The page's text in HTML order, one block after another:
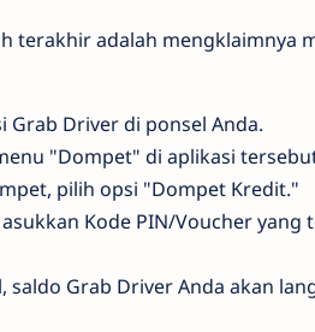
terakhir adalah mengklaimnya
Grab Driver di ponsel Anda.
"Dompet" di aplikasi
pilih opsi "Dompet Kredit."
Kode PIN/Voucher yang
saldo Grab Driver Anda akan